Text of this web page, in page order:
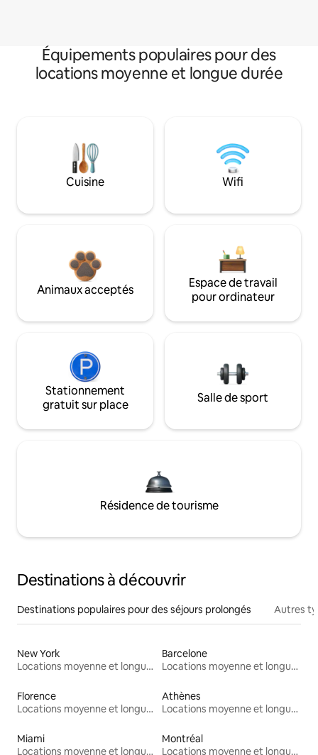
Équipements populaires pour des
locations moyenne et longue durée
Cuisine Wifi
Animaux acceptés
Espace de travail
pour ordinateur
Stationnement
gratuit sur place
Salle de sport
Résidence de tourisme
Destinations à découvrir
Destinations populaires pour des séjours prolongés Autres
New York
Locations moyenne et longue durée
Barcelone
Locations moyenne et longue durée
Florence
Locations moyenne et longue durée
Athènes
Locations moyenne et longue durée
Miami
Locations moyenne et longue durée
Montréal
Locations moyenne et longue durée